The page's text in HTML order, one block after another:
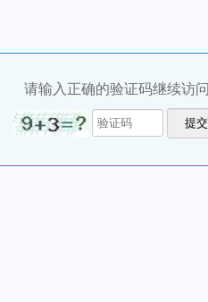
请输入正确的验证码继续访问